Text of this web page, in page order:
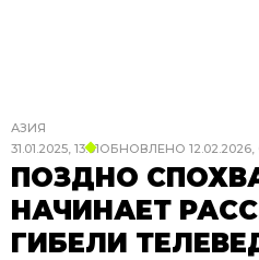
АЗИЯ
31.01.2025, 13:01ОБНОВЛЕНО
ПОЗДНО
НАЧИНАЕТ
ГИБЕЛИ